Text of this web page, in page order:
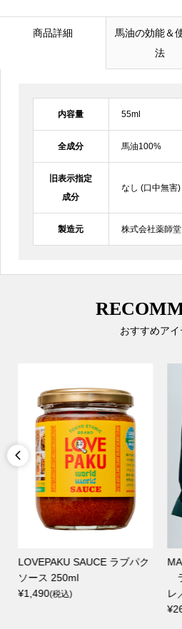
商品詳細
馬油の効能＆
法
内容量 55ml
全成分 馬油100%
旧表示指定
成分
なし (口中無害)
製造元 株式会社薬師堂
おすすめアイ

LOVEPAKU SAUCE ラブパク
ソース 250ml
¥1,490(税込)
レ